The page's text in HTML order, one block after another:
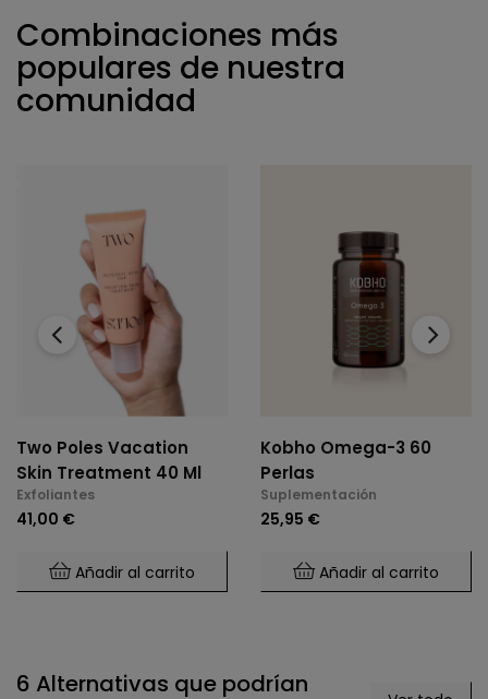
Combinaciones más
populares de nuestra
comunidad
Two Poles Vacation
Skin Treatment 40 Ml
Exfoliantes
41,00 €
Añadir al carrito
Kobho Omega-3 60
Perlas
Suplementación
25,95 €
Añadir al carrito
‹ ›
6 Alternativas que podrían